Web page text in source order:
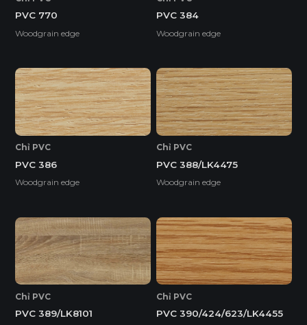
PVC 770
Woodgrain edge
PVC 384
Woodgrain edge
Chỉ PVC
PVC 386
Woodgrain edge
Chỉ PVC
PVC 388/LK4475
Woodgrain edge
Chỉ PVC
PVC 389/LK8101
Chỉ PVC
PVC 390/424/623/LK4455